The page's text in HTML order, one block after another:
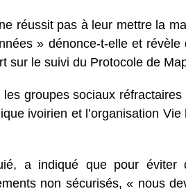
réussit pas à leur mettre la
» dénonce-t-elle et
sur le suivi du Protocole de
les groupes sociaux
ivoirien et l’organisation
a indiqué que pour
non sécurisés, « nous